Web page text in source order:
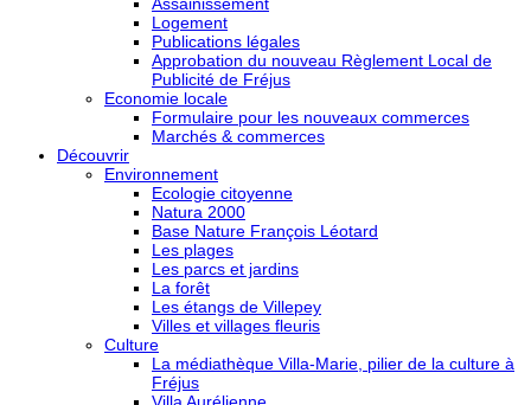
Logement
Publications légales
Approbation du nouveau Règlement Local de
Publicité de Fréjus
Economie locale
Formulaire pour les nouveaux commerces
Marchés & commerces
Découvrir
Environnement
Ecologie citoyenne
Natura 2000
Base Nature François Léotard
Les plages
Les parcs et jardins
La forêt
Les étangs de Villepey
Villes et villages fleuris
Culture
La médiathèque Villa-Marie, pilier de la culture à
Fréjus